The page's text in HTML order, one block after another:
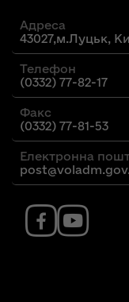
Адреса
43027,м.Луцьк,
Телефон
(0332) 77-82-17
Факс
(0332) 77-81-53
Електронна